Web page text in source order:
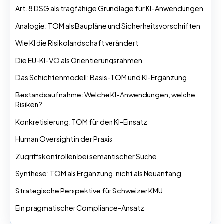
Art. 8 DSG als tragfähige Grundlage für KI-Anwendungen
Analogie: TOM als Baupläne und Sicherheitsvorschriften
Wie KI die Risikolandschaft verändert
Die EU-KI-VO als Orientierungsrahmen
Das Schichtenmodell: Basis-TOM und KI-Ergänzung
Bestandsaufnahme: Welche KI-Anwendungen, welche
Risiken?
Konkretisierung: TOM für den KI-Einsatz
Human Oversight in der Praxis
Zugriffskontrollen bei semantischer Suche
Synthese: TOM als Ergänzung, nicht als Neuanfang
Strategische Perspektive für Schweizer KMU
Ein pragmatischer Compliance-Ansatz